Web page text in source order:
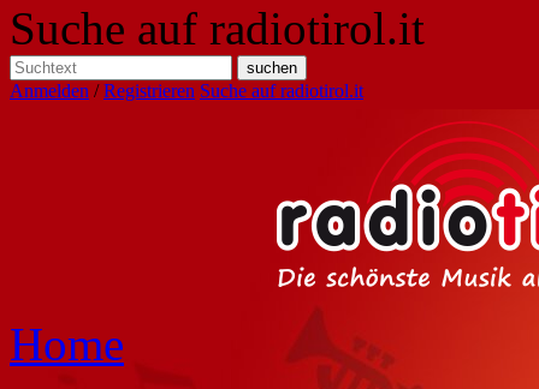
Suche auf radiotirol.it
Anmelden /Registrieren Suche auf radiotirol.it
Home